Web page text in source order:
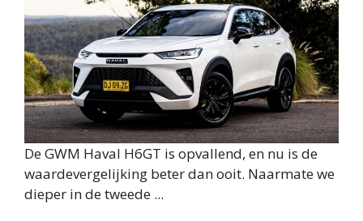
De GWM Haval H6GT is opvallend, en nu is de
waardevergelijking beter dan ooit. Naarmate we
dieper in de tweede ...